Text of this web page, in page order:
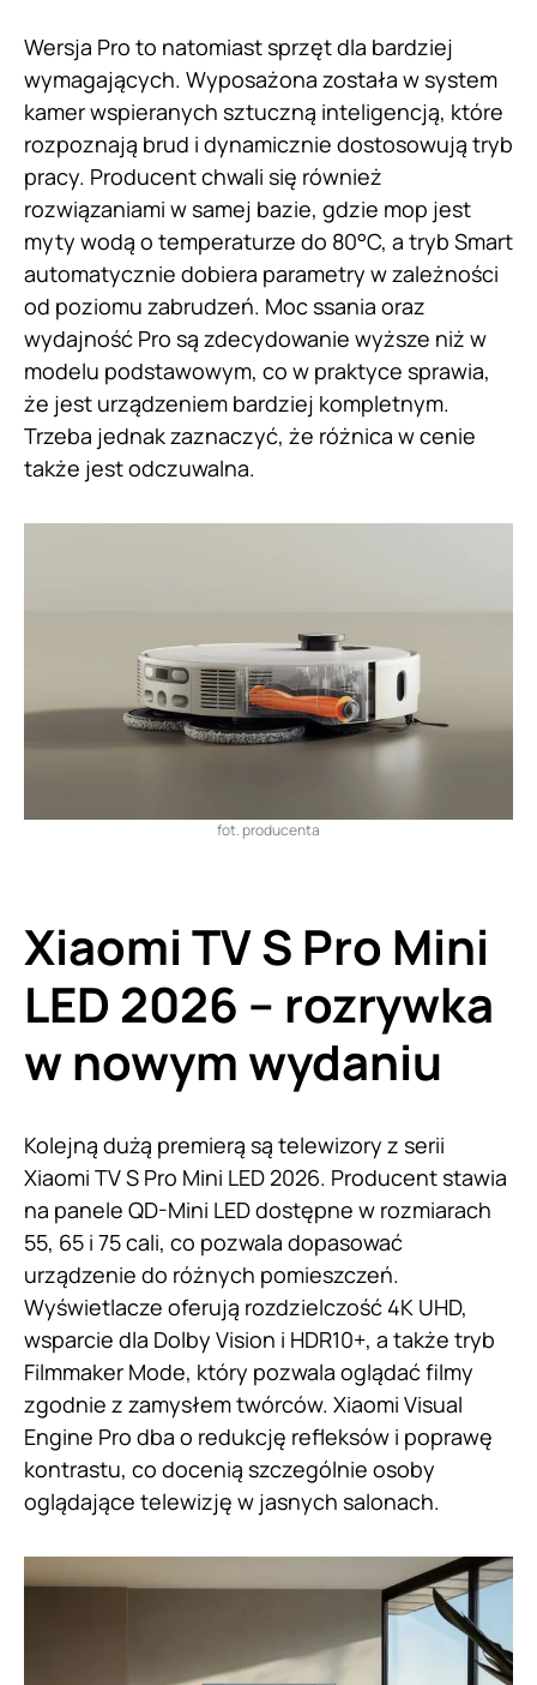
Wersja Pro to natomiast sprzęt dla bardziej
wymagających. Wyposażona została w system
kamer wspieranych sztuczną inteligencją, które
rozpoznają brud i dynamicznie dostosowują tryb
pracy. Producent chwali się również
rozwiązaniami w samej bazie, gdzie mop jest
myty wodą o temperaturze do 80°C, a tryb Smart
automatycznie dobiera parametry w zależności
od poziomu zabrudzeń. Moc ssania oraz
wydajność Pro są zdecydowanie wyższe niż w
modelu podstawowym, co w praktyce sprawia,
że jest urządzeniem bardziej kompletnym.
Trzeba jednak zaznaczyć, że różnica w cenie
także jest odczuwalna.
fot. producenta
Xiaomi TV S Pro Mini
LED 2026 – rozrywka
w nowym wydaniu
Kolejną dużą premierą są telewizory z serii
Xiaomi TV S Pro Mini LED 2026. Producent stawia
na panele QD-Mini LED dostępne w rozmiarach
55, 65 i 75 cali, co pozwala dopasować
urządzenie do różnych pomieszczeń.
Wyświetlacze oferują rozdzielczość 4K UHD,
wsparcie dla Dolby Vision i HDR10+, a także tryb
Filmmaker Mode, który pozwala oglądać filmy
zgodnie z zamysłem twórców. Xiaomi Visual
Engine Pro dba o redukcję refleksów i poprawę
kontrastu, co docenią szczególnie osoby
oglądające telewizję w jasnych salonach.